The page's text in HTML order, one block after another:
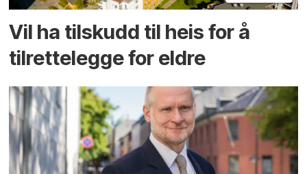
Vil ha tilskudd til heis for å
tilrettelegge for eldre